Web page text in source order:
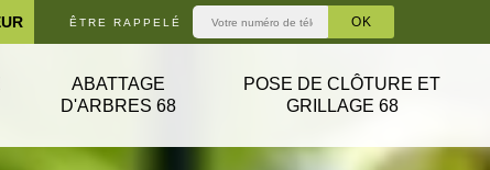
ÊTRE RAPPELÉ
ABATTAGE
D'ARBRES 68
POSE DE CLÔTURE ET
GRILLAGE 68